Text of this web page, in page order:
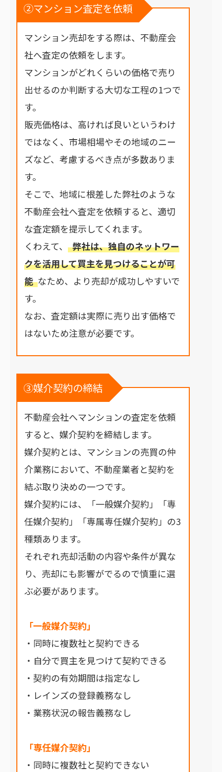
②マンション査定を依頼
マンション売却をする際は、不動産会
社へ査定の依頼をします。
マンションがどれくらいの価格で売り
出せるのか判断する大切な工程の1つで
す。
販売価格は、高ければ良いというわけ
ではなく、市場相場やその地域のニー
ズなど、考慮するべき点が多数ありま
す。
そこで、地域に根差した弊社のような
不動産会社へ査定を依頼すると、適切
な査定額を提示してくれます。
くわえて、
弊社は、独自のネットワー
クを活用して買主を見つけることが可
能 なため、より売却が成功しやすいで
す。
なお、査定額は実際に売り出す価格で
はないため注意が必要です。
③媒介契約の締結
不動産会社へマンションの査定を依頼
すると、媒介契約を締結します。
媒介契約とは、マンションの売買の仲
介業務において、不動産業者と契約を
結ぶ取り決めの一つです。
媒介契約には、「一般媒介契約」「専
任媒介契約」「専属専任媒介契約」の3
種類あります。
それぞれ売却活動の内容や条件が異な
り、売却にも影響がでるので慎重に選
ぶ必要があります。
「一般媒介契約」
・同時に複数社と契約できる
・自分で買主を見つけて契約できる
・契約の有効期間は指定なし
・レインズの登録義務なし
・業務状況の報告義務なし
「専任媒介契約」
・同時に複数社と契約できない